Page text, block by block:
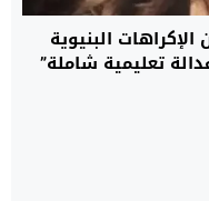
البنيوية
تعليمية شاملة”